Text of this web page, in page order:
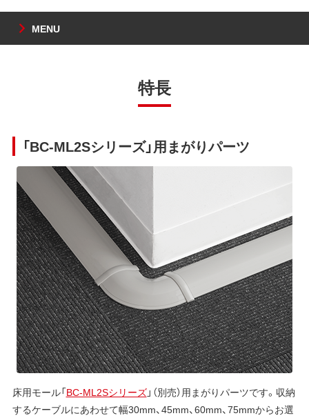
MENU
特長
「BC-ML2Sシリーズ」用まがりパーツ
床用モール「BC-ML2Sシリーズ」（別売）用まがりパーツです。収納
するケーブルにあわせて幅30mm、45mm、60mm、75mmからお選